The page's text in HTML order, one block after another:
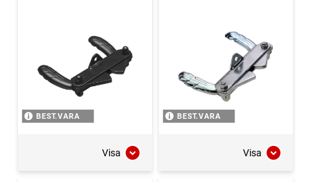
BEST.VARA
Visa
BEST.VARA
Visa